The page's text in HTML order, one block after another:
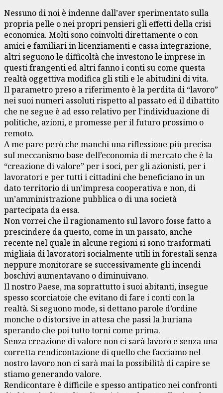
Nessuno di noi è indenne dall’aver sperimentato sulla
propria pelle o nei propri pensieri gli effetti della crisi
economica. Molti sono coinvolti direttamente o con
amici e familiari in licenziamenti e cassa integrazione,
altri seguono le difficoltà che investono le imprese in
questi frangenti ed altri fanno i conti su come questa
realtà oggettiva modifica gli stili e le abitudini di vita.
Il parametro preso a riferimento è la perdita di “lavoro”
nei suoi numeri assoluti rispetto al passato ed il dibattito
che ne segue è ad esso relativo per l’individuazione di
politiche, azioni, e promesse per il futuro prossimo o
remoto.
A me pare però che manchi una riflessione più precisa
sul meccanismo base dell’economia di mercato che è la
“creazione di valore” per i soci, per gli azionisti, per i
lavoratori e per tutti i cittadini che beneficiano in un
dato territorio di un’impresa cooperativa e non, di
un’amministrazione pubblica o di una società
partecipata da essa.
Non vorrei che il ragionamento sul lavoro fosse fatto a
prescindere da questo, come in un passato, anche
recente nel quale in alcune regioni si sono trasformati
migliaia di lavoratori socialmente utili in forestali senza
neppure monitorare se successivamente gli incendi
boschivi aumentavano o diminuivano.
Il nostro Paese, ma soprattutto i suoi abitanti, insegue
spesso scorciatoie che evitano di fare i conti con la
realtà. Si seguono mode, si dettano parole d’ordine
monche o distorsive in attesa che passi la buriana
sperando che poi tutto torni come prima.
Senza creazione di valore non ci sarà lavoro e senza una
corretta rendicontazione di quello che facciamo nel
nostro lavoro non ci sarà mai la possibilità di capire se
stiamo generando valore.
Rendicontare è difficile e spesso antipatico nei confronti